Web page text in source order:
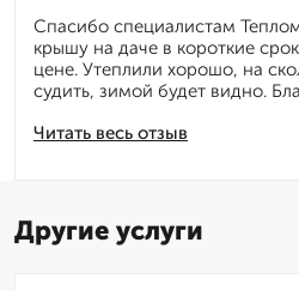
Читать весь отзыв
Спасибо специалистам
крышу на даче в короткие
цене. Утеплили хорошо, на
судить, зимой будет видно.
Другие услуги